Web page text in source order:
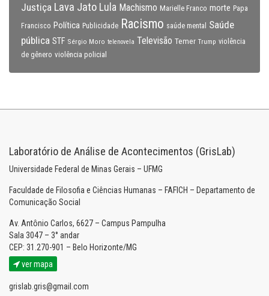
Justiça Lava Jato Lula Machismo Marielle Franco morte Papa
Francisco Política Publicidade Racismo saúde mental
Saúde
pública STF Sérgio Moro telenovela Televisão Temer Trump violência
de gênero violência policial
Laboratório de Análise de Acontecimentos (GrisLab)
Universidade Federal de Minas Gerais – UFMG
Faculdade de Filosofia e Ciências Humanas – FAFICH – Departamento de
Comunicação Social
Av. Antônio Carlos, 6627 – Campus Pampulha
Sala 3047 – 3° andar
CEP: 31.270-901 – Belo Horizonte/MG
ver mapa
grislab.gris@gmail.com